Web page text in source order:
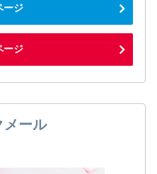
ージ
ージ
メール